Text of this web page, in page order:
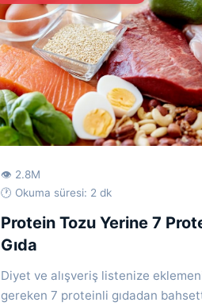
👁 2.8M
🕐 Okuma süresi: 2 dk
Protein Tozu Yerine 7
Gıda
Diyet ve alışveriş listenize
gereken 7 proteinli gıdadan